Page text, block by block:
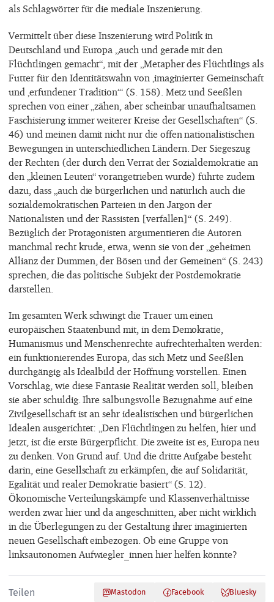
als Schlagwörter für die mediale Inszenierung.
Vermittelt über diese Inszenierung wird Politik in
Deutschland und Europa „auch und gerade mit den
Flüchtlingen gemacht“, mit der „Metapher des Flüchtlings als
Futter für den Identitätswahn von ‚imaginierter Gemeinschaft
und ‚erfundener Tradition‘“ (S. 158). Metz und Seeßlen
sprechen von einer „zähen, aber scheinbar unaufhaltsamen
Faschisierung immer weiterer Kreise der Gesellschaften“ (S.
46) und meinen damit nicht nur die offen nationalistischen
Bewegungen in unterschiedlichen Ländern. Der Siegeszug
der Rechten (der durch den Verrat der Sozialdemokratie an
den „kleinen Leuten“ vorangetrieben wurde) führte zudem
dazu, dass „auch die bürgerlichen und natürlich auch die
sozialdemokratischen Parteien in den Jargon der
Nationalisten und der Rassisten [verfallen]“ (S. 249).
Bezüglich der Protagonisten argumentieren die Autoren
manchmal recht krude, etwa, wenn sie von der „geheimen
Allianz der Dummen, der Bösen und der Gemeinen“ (S. 243)
sprechen, die das politische Subjekt der Postdemokratie
darstellen.
Im gesamten Werk schwingt die Trauer um einen
europäischen Staatenbund mit, in dem Demokratie,
Humanismus und Menschenrechte aufrechterhalten werden:
ein funktionierendes Europa, das sich Metz und Seeßlen
durchgängig als Idealbild der Hoffnung vorstellen. Einen
Vorschlag, wie diese Fantasie Realität werden soll, bleiben
sie aber schuldig. Ihre salbungsvolle Bezugnahme auf eine
Zivilgesellschaft ist an sehr idealistischen und bürgerlichen
Idealen ausgerichtet: „Den Flüchtlingen zu helfen, hier und
jetzt, ist die erste Bürgerpflicht. Die zweite ist es, Europa neu
zu denken. Von Grund auf. Und die dritte Aufgabe besteht
darin, eine Gesellschaft zu erkämpfen, die auf Solidarität,
Egalität und realer Demokratie basiert“ (S. 12).
Ökonomische Verteilungskämpfe und Klassenverhältnisse
werden zwar hier und da angeschnitten, aber nicht wirklich
in die Überlegungen zu der Gestaltung ihrer imaginierten
neuen Gesellschaft einbezogen. Ob eine Gruppe von
linksautonomen Aufwiegler_innen hier helfen könnte?
Teilen Mastodon Facebook Bluesky